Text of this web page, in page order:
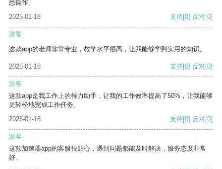
悉操作。
2025-01-18
支持[0] 反对[0]
游客
这款app的老师非常专业，教学水平很高，让我能够学到实用的知识。
2025-01-18 支持[0] 反对[0]
游客
这款app是我工作上的得力助手，让我的工作效率提高了50%，让我能够
更轻松地完成工作任务。
2025-01-18
支持[0] 反对[0]
游客
这款加速器app的客服很贴心，遇到问题都能及时解决，服务态度非常
好。